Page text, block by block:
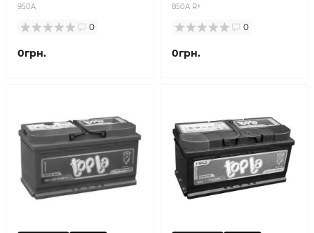
950A
0
0грн.
850A R+
0
0грн.